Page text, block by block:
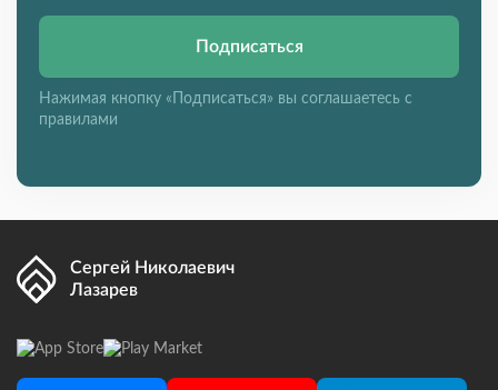
Подписаться
Нажимая кнопку «Подписаться» вы соглашаетесь с
правилами
Сергей Николаевич
Лазарев